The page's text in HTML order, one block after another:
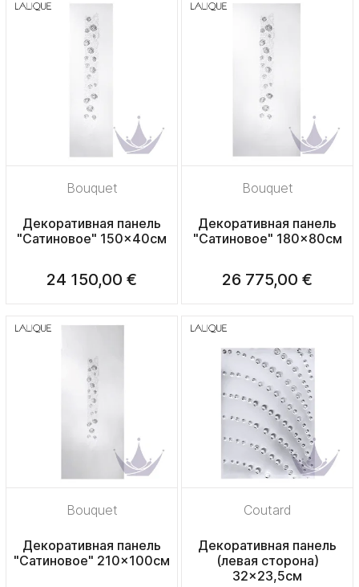
Bouquet
Декоративная панель
"Сатиновое" 150x40см
24 150,00 €
Bouquet
Декоративная панель
"Сатиновое" 180x80см
26 775,00 €
Bouquet
Декоративная панель
"Сатиновое" 210x100см
Coutard
Декоративная панель
(левая сторона)
32x23,5см